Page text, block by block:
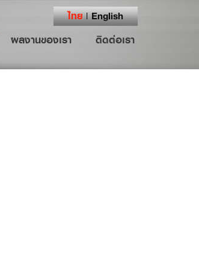
ไทย |English
ผลงานของเรา ติดต่อเรา